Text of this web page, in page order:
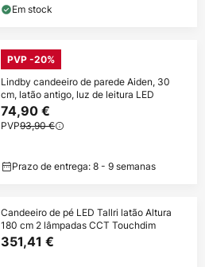
Em stock
PVP -20%
Lindby candeeiro de parede Aiden, 30
cm, latão antigo, luz de leitura LED
74,90 €
PVP93,90 €
Prazo de entrega: 8 - 9 semanas
Candeeiro de pé LED Tallri latão Altura
180 cm 2 lâmpadas CCT Touchdim
351,41 €